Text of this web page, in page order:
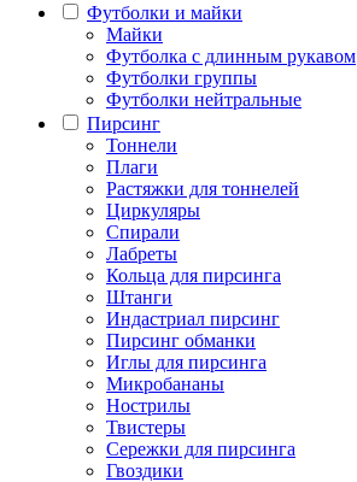
Футболки и майки
Майки
Футболка с длинным рукавом
Футболки группы
Футболки нейтральные
Пирсинг
Тоннели
Плаги
Растяжки для тоннелей
Циркуляры
Спирали
Лабреты
Кольца для пирсинга
Штанги
Индастриал пирсинг
Пирсинг обманки
Иглы для пирсинга
Микробананы
Нострилы
Твистеры
Сережки для пирсинга
Гвоздики